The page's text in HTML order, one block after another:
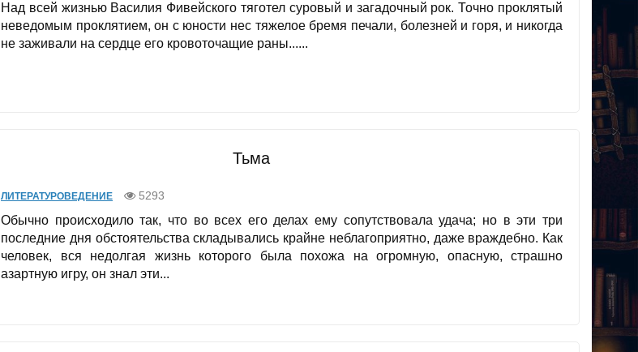
Над всей жизнью Василия Фивейского тяготел суровый и загадочный рок. Точно проклятый
неведомым проклятием, он с юности нес тяжелое бремя печали, болезней и горя, и никогда
не заживали на сердце его кровоточащие раны......
Тьма
ЛИТЕРАТУРОВЕДЕНИЕ 5293
Обычно происходило так, что во всех его делах ему сопутствовала удача; но в эти три
последние дня обстоятельства складывались крайне неблагоприятно, даже враждебно. Как
человек, вся недолгая жизнь которого была похожа на огромную, опасную, страшно
азартную игру, он знал эти...